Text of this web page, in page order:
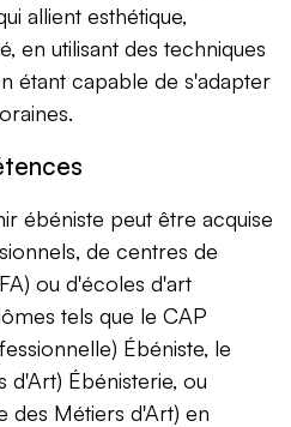
allient esthétique,
en utilisant des techniques
étant capable de s'adapter
ébéniste peut être acquise
de centres de
ou d'écoles d'art
tels que le CAP
Ébéniste, le
d'Art) Ébénisterie, ou
des Métiers d'Art) en